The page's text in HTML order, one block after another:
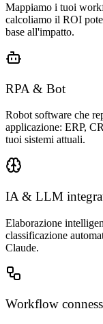
Mappiamo i tuoi
calcoliamo il ROI
base all'impatto.
RPA & Bot
Robot software che
applicazione: ERP,
tuoi sistemi attuali.
IA & LLM
Elaborazione
classificazione
Claude.
Workflow